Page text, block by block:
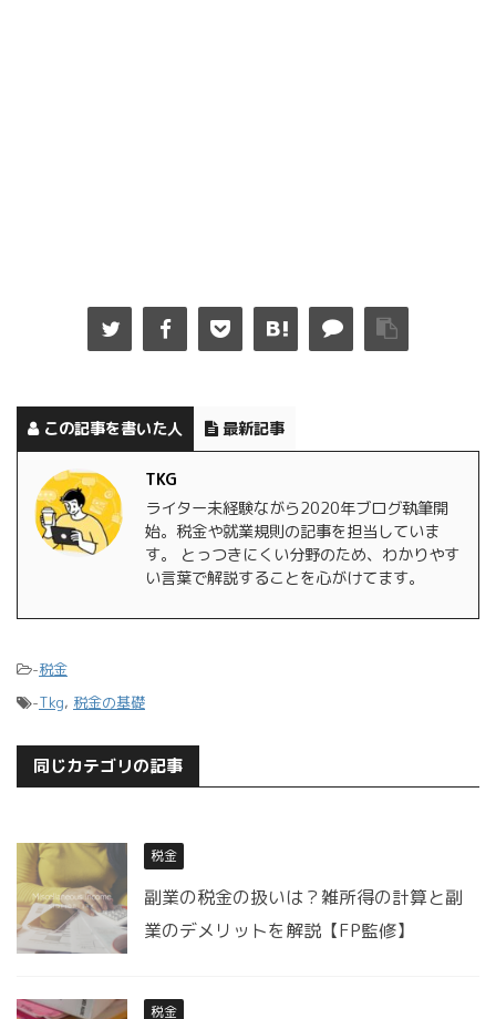
この記事を書いた人 最新記事
TKG
ライター未経験ながら2020年ブログ執筆開
始。税金や就業規則の記事を担当していま
す。 とっつきにくい分野のため、わかりやす
い言葉で解説することを心がけてます。
-税金
-Tkg, 税金の基礎
同じカテゴリの記事
税金
副業の税金の扱いは？雑所得の計算と副
業のデメリットを解説【FP監修】
税金